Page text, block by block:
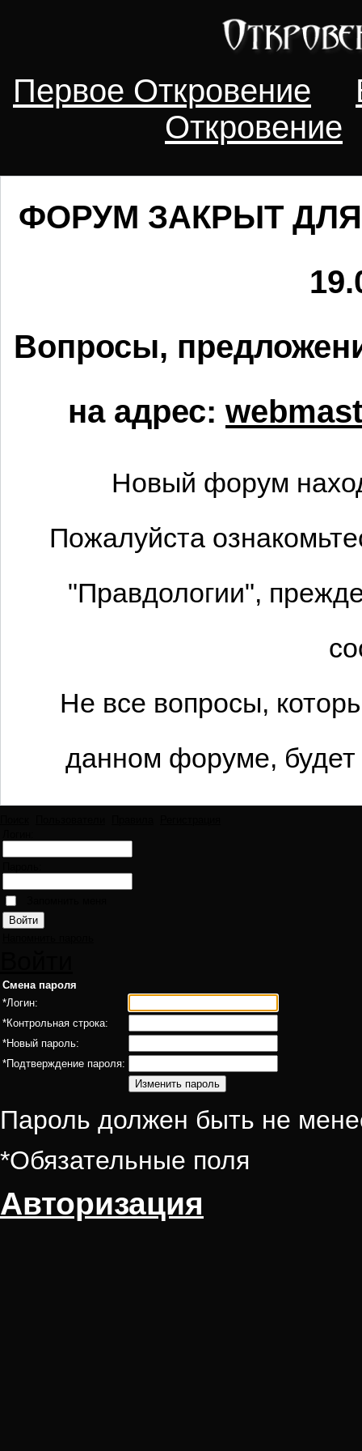
Первое Откровение
Откровение
ФОРУМ ЗАКРЫТ
Вопросы,
на адрес:
Новый форум
Пожалуйста
"Правдологии",
Не все вопросы,
данном форуме,
Смена пароля
*Логин:
*Контрольная строка:
*Новый пароль:
*Подтверждение пароля:
Пароль должен быть не
*Обязательные поля
Авторизация